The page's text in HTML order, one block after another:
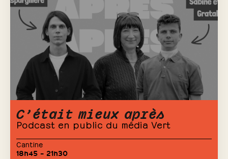
C’était mieux après
Podcast en public du média Vert
Cantine
18h45 – 21h30